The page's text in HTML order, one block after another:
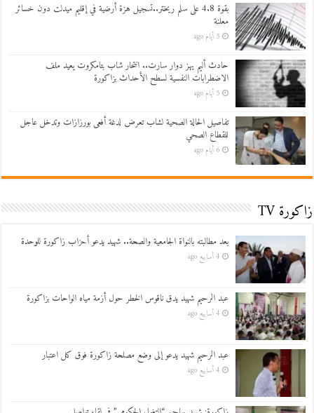
بقوة 4.8 على سلم ريختر..تسجيل هزة أرضية في إقليم ميدلت دون خسائر
معلنة
5 أيام ago
حادث أليم يهز دوار سارت.. انتحار شاب بتامكروت يعيد ملف
الاضطرابات النفسية لسطح الأحداث بزاكورة
5 أيام ago
تفاصيل الحالة الصحية لشاب تعرض لدغة أفعى بورزازات وتدخل عاجل
للقطاع الصحي
6 أيام ago
زاكورة TV
بعد مطالبته بالنواة الجامعية والصحة.. شهيد يدعو أحزاب زاكورة للوحدة
4 أسابيع ago
عبد الرحيم شهيد يدق ناقوس الخطر حول أزمة مياه الواحات بزاكورة
4 أسابيع ago
عبد الرحيم شهيد يدعو إلى وضع مصلحة زاكورة فوق كل اعتبار
4 أسابيع ago